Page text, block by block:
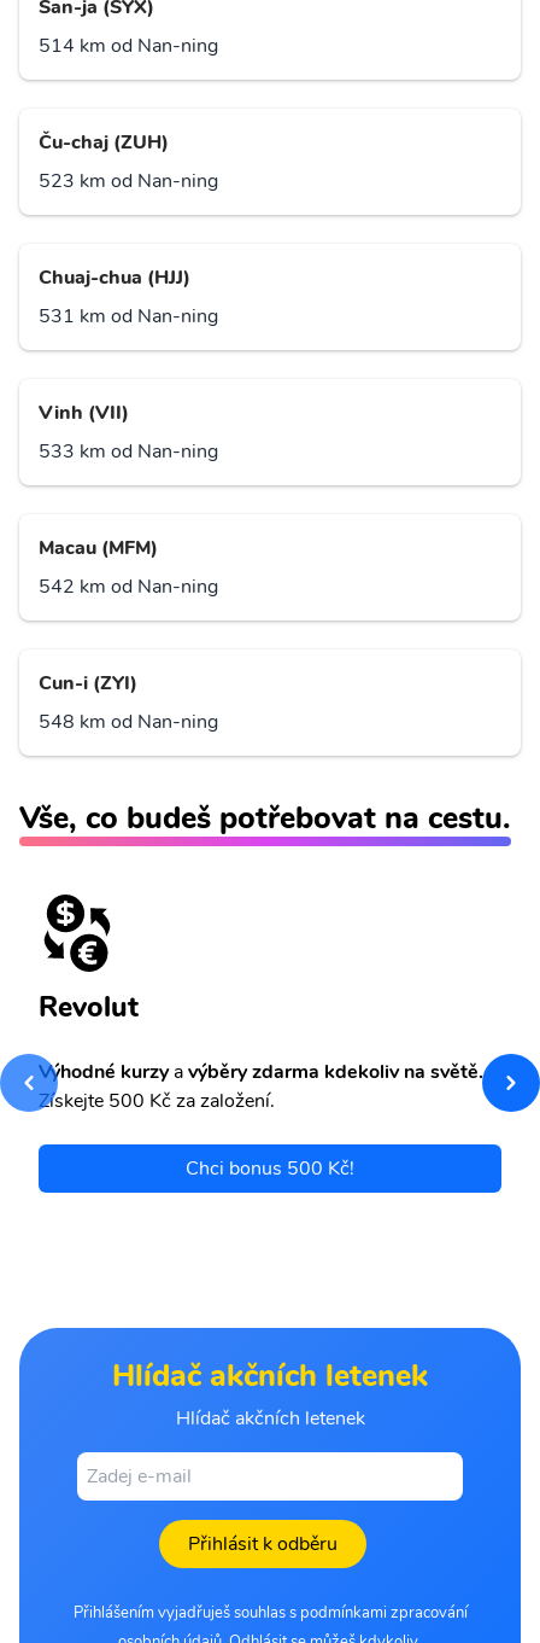
San-ja (SYX)
514 km od Nan-ning
Ču-chaj (ZUH)
523 km od Nan-ning
Chuaj-chua (HJJ)
531 km od Nan-ning
Vinh (VII)
533 km od Nan-ning
Macau (MFM)
542 km od Nan-ning
Cun-i (ZYI)
548 km od Nan-ning
Vše, co budeš potřebovat na cestu.
Revolut
Výhodné kurzyavýběry zdarma kdekoliv na světě.
Získejte 500 Kč za založení.
Chci bonus 500 Kč!
Hlídač akčních letenek
Hlídač akčních letenek
Přihlásit k odběru
Přihlášením vyjadřuješ souhlas s podmínkami zpracování